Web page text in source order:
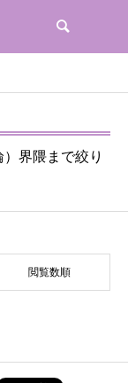
界隈まで絞り
閲覧数順